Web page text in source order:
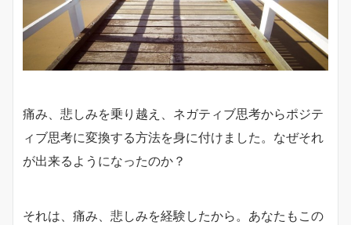
痛み、悲しみを乗り越え、ネガティブ思考からポジテ
ィブ思考に変換する方法を身に付けました。なぜそれ
が出来るようになったのか？
それは、痛み、悲しみを経験したから。あなたもこの